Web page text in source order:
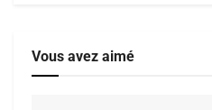
Vous avez aimé